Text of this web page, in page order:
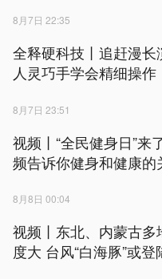
8月7日 22:35
全释硬科技丨追赶漫长
人灵巧手学会精细操作
8月7日 23:51
视频丨“全民健身日”来
频告诉你健身和健康的
8月8日 00:04
视频丨东北、内蒙古多
度大 台风“白海豚”或登